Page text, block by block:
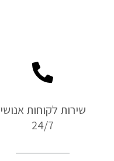
שירות לקוחות אנושי
24/7